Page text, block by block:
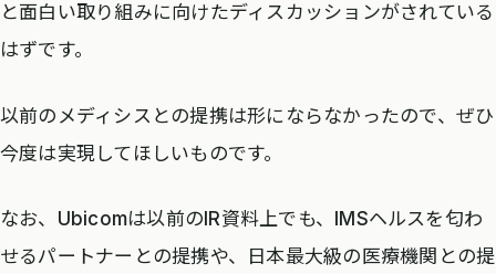
と面白い取り組みに向けたディスカッションがされている
はずです。
以前のメディシスとの提携は形にならなかったので、ぜひ
今度は実現してほしいものです。
なお、Ubicomは以前のIR資料上でも、IMSヘルスを匂わ
せるパートナーとの提携や、日本最大級の医療機関との提